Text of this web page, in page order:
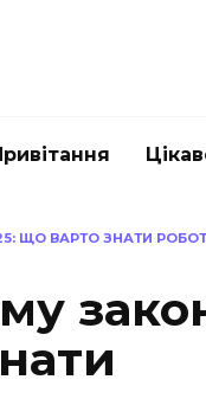
ЩО ВАРТО ЗНАТИ